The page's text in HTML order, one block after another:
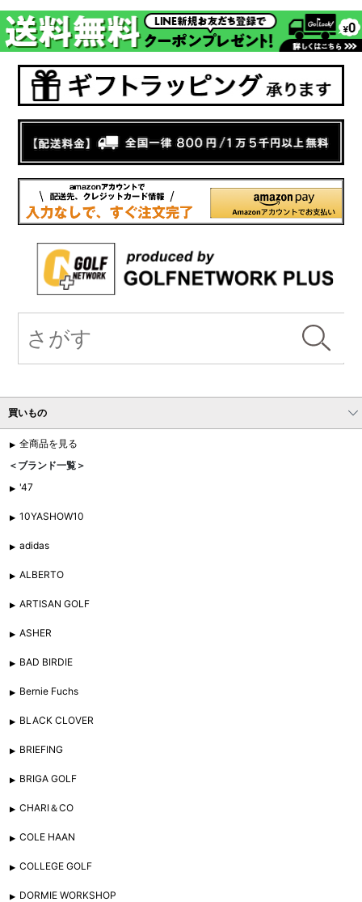
買いもの
全商品を見る
＜ブランド一覧＞
'47
10YASHOW10
adidas
ALBERTO
ARTISAN GOLF
ASHER
BAD BIRDIE
Bernie Fuchs
BLACK CLOVER
BRIEFING
BRIGA GOLF
CHARI＆CO
COLE HAAN
COLLEGE GOLF
DORMIE WORKSHOP